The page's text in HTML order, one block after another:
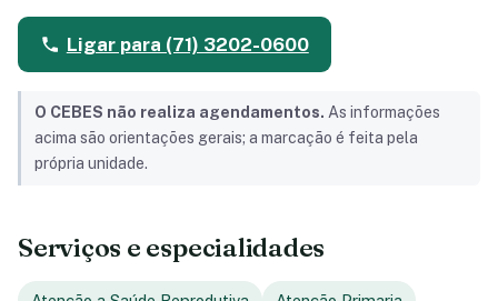
Ligar para (71) 3202-0600
O CEBES não realiza agendamentos. As informações
acima são orientações gerais; a marcação é feita pela
própria unidade.
Serviços e especialidades